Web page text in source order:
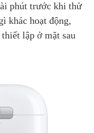
phút trước khi thử
khác hoạt động,
lập ở mặt sau